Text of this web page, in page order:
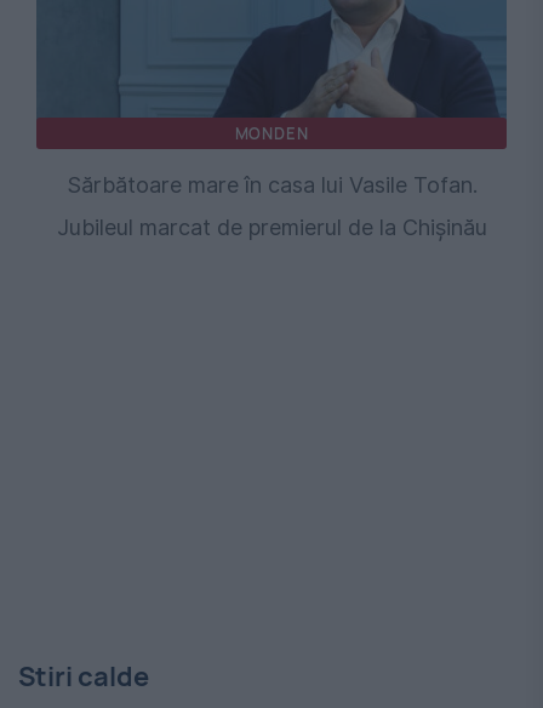
MONDEN
Sărbătoare mare în casa lui Vasile Tofan.
Jubileul marcat de premierul de la Chişinău
Stiri calde